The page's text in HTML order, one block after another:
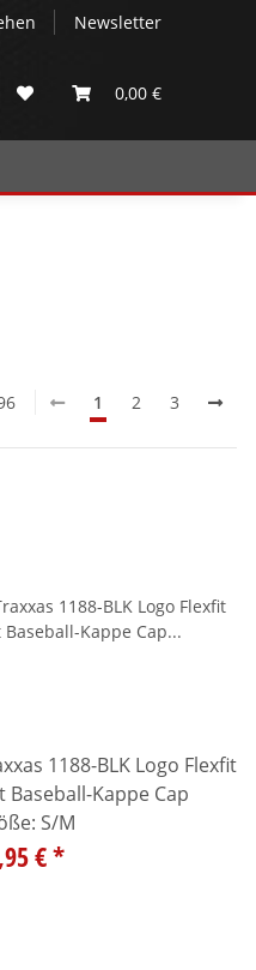
Newsletter
0,00 €
1 2 3
1188-BLK Logo Flexfit
Baseball-Kappe Cap
S/M
€*